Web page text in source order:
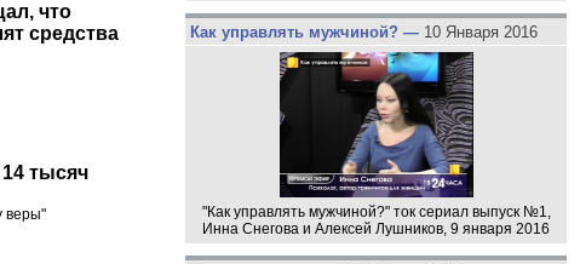
что
средства
тысяч
веры"
Как управлять мужчиной? — 10 Января 2016
"Как управлять мужчиной?" ток сериал выпуск №1,
Инна Снегова и Алексей Лушников, 9 января 2016